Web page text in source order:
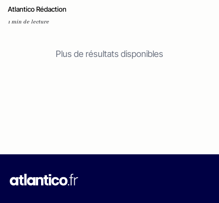
Atlantico Rédaction
1 min de lecture
Plus de résultats disponibles